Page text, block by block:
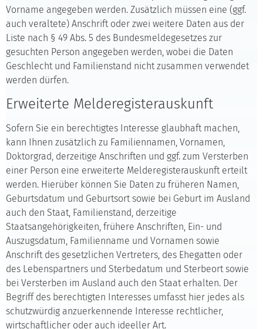
Vorname angegeben werden. Zusätzlich müssen eine (ggf.
auch veraltete) Anschrift oder zwei weitere Daten aus der
Liste nach § 49 Abs. 5 des Bundesmeldegesetzes zur
gesuchten Person angegeben werden, wobei die Daten
Geschlecht und Familienstand nicht zusammen verwendet
werden dürfen.
Erweiterte Melderegisterauskunft
Sofern Sie ein berechtigtes Interesse glaubhaft machen,
kann Ihnen zusätzlich zu Familiennamen, Vornamen,
Doktorgrad, derzeitige Anschriften und ggf. zum Versterben
einer Person eine erweiterte Melderegisterauskunft erteilt
werden. Hierüber können Sie Daten zu früheren Namen,
Geburtsdatum und Geburtsort sowie bei Geburt im Ausland
auch den Staat, Familienstand, derzeitige
Staatsangehörigkeiten, frühere Anschriften, Ein- und
Auszugsdatum, Familienname und Vornamen sowie
Anschrift des gesetzlichen Vertreters, des Ehegatten oder
des Lebenspartners und Sterbedatum und Sterbeort sowie
bei Versterben im Ausland auch den Staat erhalten. Der
Begriff des berechtigten Interesses umfasst hier jedes als
schutzwürdig anzuerkennende Interesse rechtlicher,
wirtschaftlicher oder auch ideeller Art.